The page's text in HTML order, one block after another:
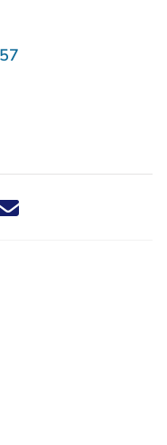
nieuwsbericht via X -
dit nieuwsbericht via
dit nieuwsbericht
Deel dit